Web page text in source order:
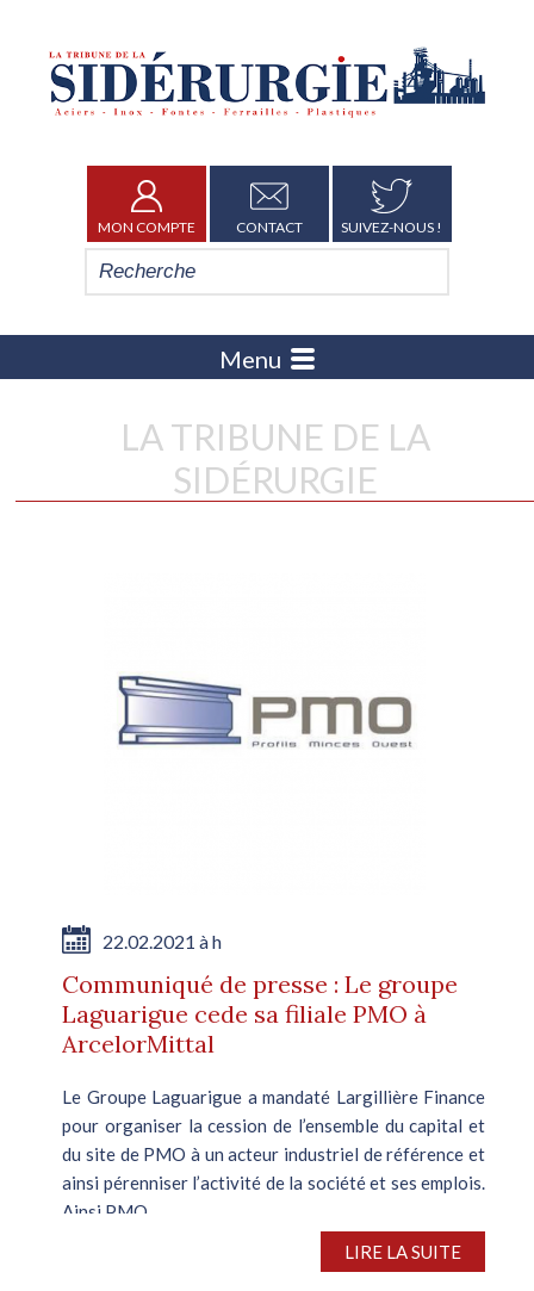
MON COMPTE CONTACT SUIVEZ-NOUS !
Menu
LA TRIBUNE DE LA
SIDÉRURGIE
22.02.2021 à h
Communiqué de presse : Le groupe
Laguarigue cede sa filiale PMO à
ArcelorMittal
Le Groupe Laguarigue a mandaté Largillière Finance
pour organiser la cession de l’ensemble du capital et
du site de PMO à un acteur industriel de référence et
ainsi pérenniser l’activité de la société et ses emplois.
Ainsi PMO,...
LIRE LA SUITE